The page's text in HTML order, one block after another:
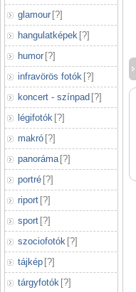
glamour [?]
hangulatképek [?]
humor [?]
infravörös fotók [?]
koncert - színpad [?]
légifotók [?]
makró [?]
panoráma [?]
portré [?]
riport [?]
sport [?]
szociofotók [?]
tájkép [?]
tárgyfotók [?]